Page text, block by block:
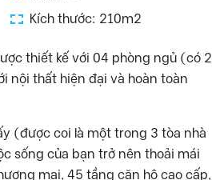
Kích thước: 210m2
thiết kế với 04 phòng ngủ (có 2
nội thất hiện đại và hoàn toàn
(được coi là một trong 3 tòa nhà
sống của bạn trở nên thoải mái
mại, 45 tầng căn hộ cao cấp,